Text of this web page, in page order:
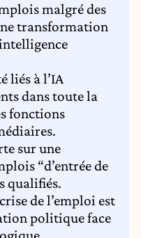
malgré des
transformation
liés à l’IA
dans toute la
fonctions
sur une
“d’entrée de
qualifiés.
de l’emploi est
politique face